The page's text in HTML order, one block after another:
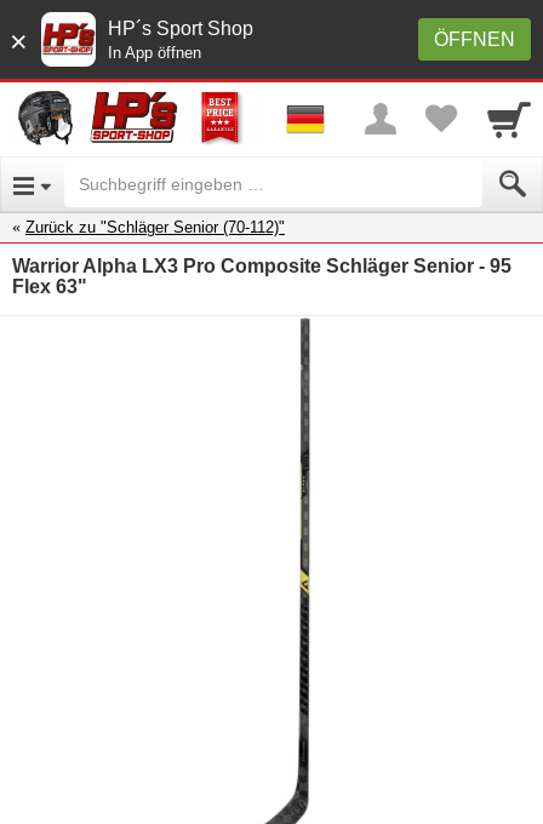
× ÖFFNEN
HP´s Sport Shop
In App öffnen
Zurück zu "Schläger Senior (70-112)"
Warrior Alpha LX3 Pro Composite Schläger Senior - 95
Flex 63"